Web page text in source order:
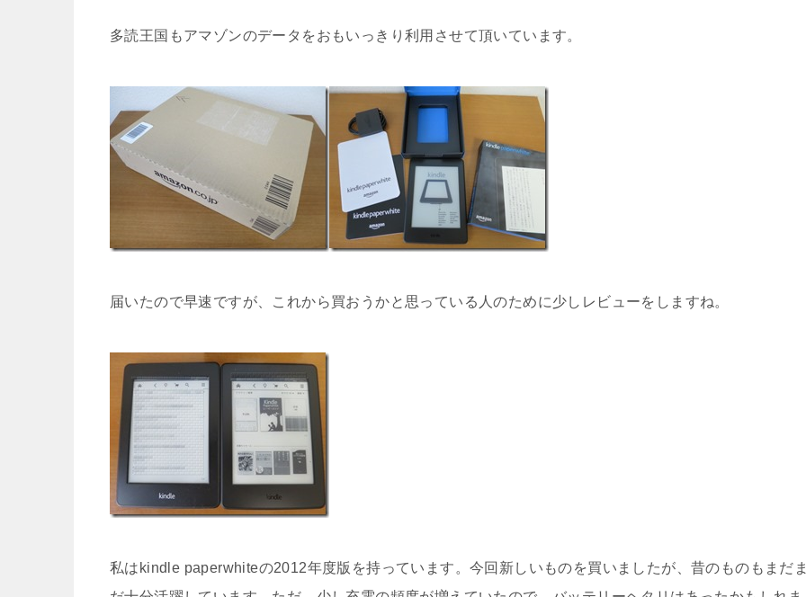
多読王国もアマゾンのデータをおもいっきり利用させて頂いています。
届いたので早速ですが、これから買おうかと思っている人のために少しレビューをしますね。
私はkindle paperwhiteの2012年度版を持っています。今回新しいものを買いましたが、昔のものもまだま